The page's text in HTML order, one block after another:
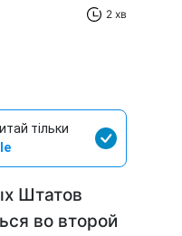
2 хв
тільки
Штатов
во второй